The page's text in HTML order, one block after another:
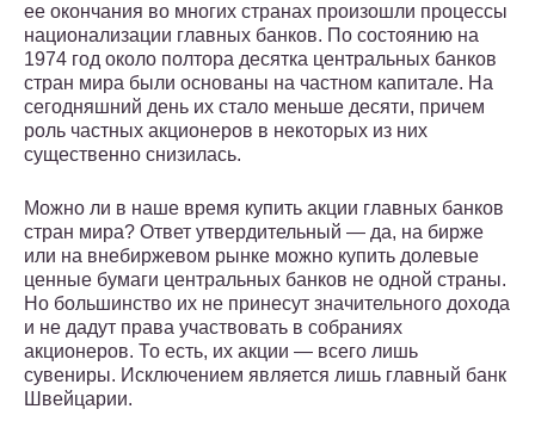
ее окончания во многих странах произошли процессы
национализации главных банков. По состоянию на
1974 год около полтора десятка центральных банков
стран мира были основаны на частном капитале. На
сегодняшний день их стало меньше десяти, причем
роль частных акционеров в некоторых из них
существенно снизилась.
Можно ли в наше время купить акции главных банков
стран мира? Ответ утвердительный — да, на бирже
или на внебиржевом рынке можно купить долевые
ценные бумаги центральных банков не одной страны.
Но большинство их не принесут значительного дохода
и не дадут права участвовать в собраниях
акционеров. То есть, их акции — всего лишь
сувениры. Исключением является лишь главный банк
Швейцарии.